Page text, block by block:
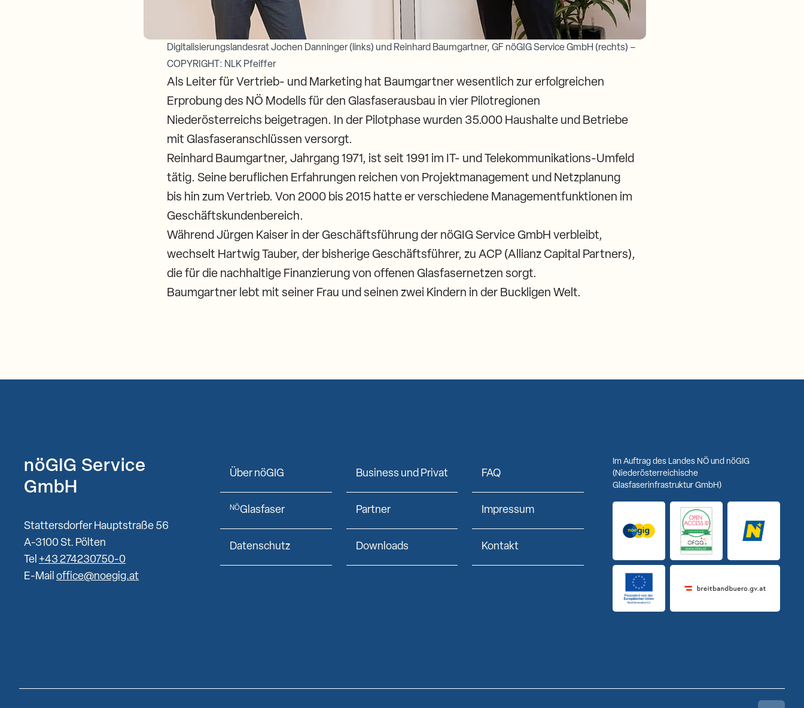
Digitalisierungslandesrat Jochen Danninger (links) und Reinhard Baumgartner, GF nöGIG Service GmbH (rechts) –
COPYRIGHT: NLK Pfeiffer
Als Leiter für Vertrieb- und Marketing hat Baumgartner wesentlich zur erfolgreichen
Erprobung des NÖ Modells für den Glasfaserausbau in vier Pilotregionen
Niederösterreichs beigetragen. In der Pilotphase wurden 35.000 Haushalte und Betriebe
mit Glasfaseranschlüssen versorgt.
Reinhard Baumgartner, Jahrgang 1971, ist seit 1991 im IT- und Telekommunikations-Umfeld
tätig. Seine beruflichen Erfahrungen reichen von Projektmanagement und Netzplanung
bis hin zum Vertrieb. Von 2000 bis 2015 hatte er verschiedene Managementfunktionen im
Geschäftskundenbereich.
Während Jürgen Kaiser in der Geschäftsführung der nöGIG Service GmbH verbleibt,
wechselt Hartwig Tauber, der bisherige Geschäftsführer, zu ACP (Allianz Capital Partners),
die für die nachhaltige Finanzierung von offenen Glasfasernetzen sorgt.
Baumgartner lebt mit seiner Frau und seinen zwei Kindern in der Buckligen Welt.
nöGIG Service
GmbH
Stattersdorfer Hauptstraße 56
A-3100 St. Pölten
Tel +43 274230750-0
E-Mail office@noegig.at
Über nöGIG Business und Privat FAQ
NÖGlasfaser Partner Impressum
Datenschutz Downloads Kontakt
Im Auftrag des Landes NÖ und nöGIG
(Niederösterreichische
Glasfaserinfrastruktur GmbH)
Logo noeGIG Logo Open Access ID
Logo
Finanziert von der Europäischen Union
Breitbandbuero Logo